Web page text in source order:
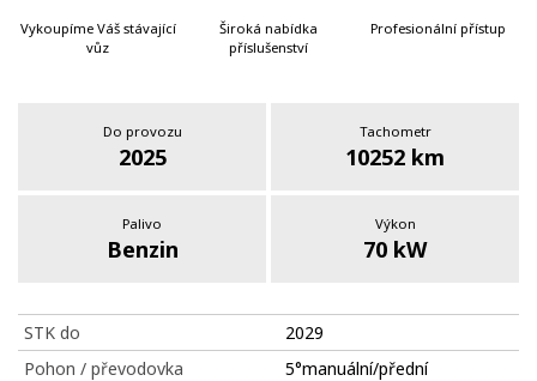
Vykoupíme Váš stávající
vůz
Široká nabídka
příslušenství
Profesionální přístup
Do provozu
2025
Tachometr
10252 km
Palivo
Benzin
Výkon
70 kW
STK do
2029
Pohon / převodovka
5°manuální/přední